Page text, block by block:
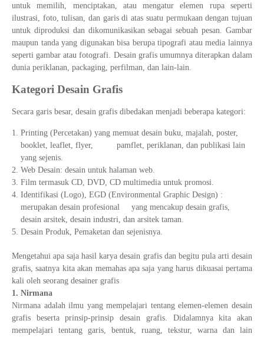
untuk memilih, menciptakan, atau mengatur elemen rupa seperti
ilustrasi, foto, tulisan, dan garis di atas suatu permukaan dengan tujuan
untuk diproduksi dan dikomunikasikan sebagai sebuah pesan. Gambar
maupun tanda yang digunakan bisa berupa tipografi atau media lainnya
seperti gambar atau fotografi. Desain grafis umumnya diterapkan dalam
dunia periklanan, packaging, perfilman, dan lain-lain.
Kategori Desain Grafis
Secara garis besar, desain grafis dibedakan menjadi beberapa kategori:
Printing (Percetakan) yang memuat desain buku, majalah, poster,
booklet, leaflet, flyer, pamflet, periklanan, dan publikasi lain
yang sejenis.
Web Desain: desain untuk halaman web.
Film termasuk CD, DVD, CD multimedia untuk promosi.
Identifikasi (Logo), EGD (Environmental Graphic Design) :
merupakan desain profesional yang mencakup desain grafis,
desain arsitek, desain industri, dan arsitek taman.
Desain Produk, Pemaketan dan sejenisnya.
Mengetahui apa saja hasil karya desain grafis dan begitu pula arti desain
grafis, saatnya kita akan memahas apa saja yang harus dikuasai pertama
kali oleh seorang desainer grafis
1. Nirmana
Nirmana adalah ilmu yang mempelajari tentang elemen-elemen desain
grafis beserta prinsip-prinsip desain grafis. Didalamnya kita akan
mempelajari tentang garis, bentuk, ruang, tekstur, warna dan lain